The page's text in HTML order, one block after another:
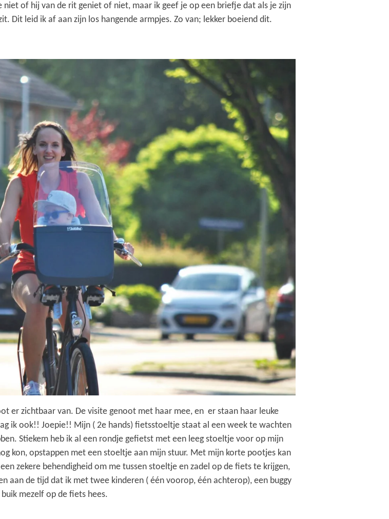
of hij van de rit geniet of niet, maar ik geef je op een briefje dat als je zijn
Dit leid ik af aan zijn los hangende armpjes. Zo van; lekker boeiend dit.
er zichtbaar van. De visite genoot met haar mee, en er staan haar leuke
ik ook!! Joepie!! Mijn ( 2e hands) fietsstoeltje staat al een week te wachten
Stiekem heb ik al een rondje gefietst met een leeg stoeltje voor op mijn
kon, opstappen met een stoeltje aan mijn stuur. Met mijn korte pootjes kan
zekere behendigheid om me tussen stoeltje en zadel op de fiets te krijgen,
aan de tijd dat ik met twee kinderen ( één voorop, één achterop), een buggy
mezelf op de fiets hees.